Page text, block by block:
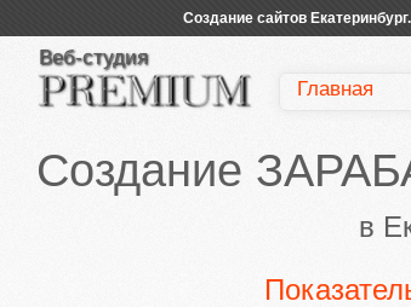
Создание сайтов
Веб-студия
Главная
Создание
в